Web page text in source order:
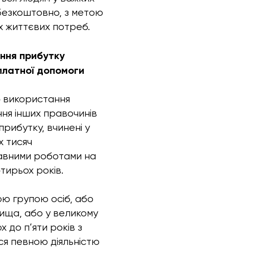
з метою
життєвих потреб.
прибутку
допомоги
використання
інших правочинів
вчинені у
тисяч
роботами на
років.
групою осіб, або
або у великому
до п’яти років з
певною діяльністю